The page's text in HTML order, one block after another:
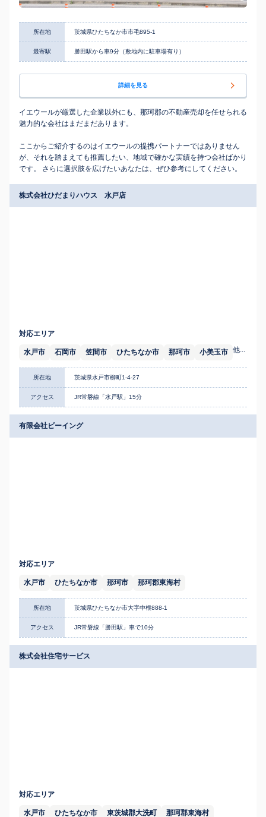
所在地 茨城県ひたちなか市市毛895-1
最寄駅 勝田駅から車9分（敷地内に駐車場有り）
詳細を見る
イエウールが厳選した企業以外にも、那珂郡の不動産売却を任せられる
魅力的な会社はまだまだあります。
ここからご紹介するのはイエウールの提携パートナーではありません
が、それを踏まえても推薦したい、地域で確かな実績を持つ会社ばかり
です。 さらに選択肢を広げたいあなたは、ぜひ参考にしてください。
株式会社ひだまりハウス 水戸店
対応エリア
水戸市 石岡市 笠間市 ひたちなか市 那珂市 小美玉市 他...
所在地 茨城県水戸市柳町1-4-27
アクセス JR常磐線「水戸駅」15分
有限会社ビーイング
対応エリア
水戸市 ひたちなか市 那珂市 那珂郡東海村
所在地 茨城県ひたちなか市大字中根888-1
アクセス JR常磐線「勝田駅」車で10分
株式会社住宅サービス
対応エリア
水戸市 ひたちなか市 東茨城郡大洗町 那珂郡東海村